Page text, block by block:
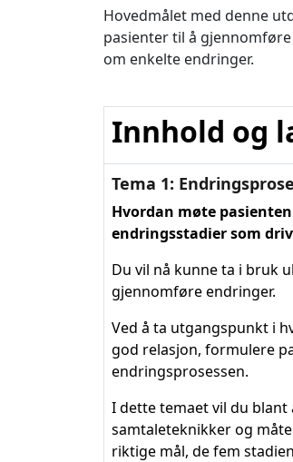
Hovedmålet med denne
pasienter til å
om enkelte endringer.
Innhold og
Tema 1:
Hvordan møte
endringsstadier som
Du vil nå kunne ta i bruk
gjennomføre endringer.
Ved å ta utgangspunkt i
god relasjon, formulere
endringsprosessen.
I dette temaet vil du
samtaleteknikker og
riktige mål, de fem